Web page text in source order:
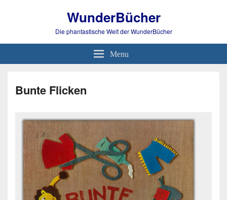
WunderBücher
Die phantastische Welt der WunderBücher
Menu
Bunte Flicken